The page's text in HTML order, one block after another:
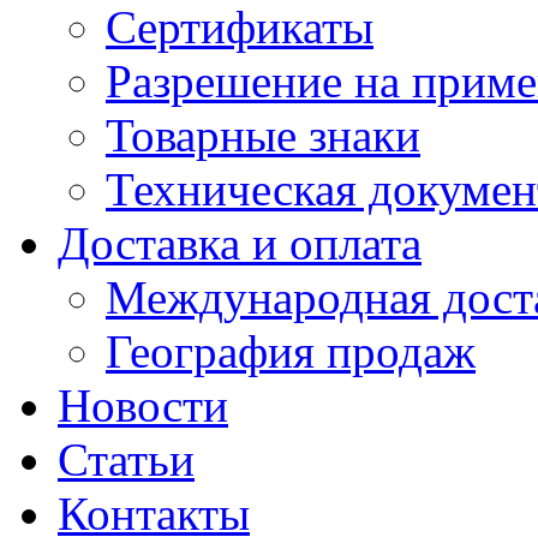
Сертификаты
Разрешение на
Товарные знаки
Техническая
Доставка и оплата
Международная
География продаж
Новости
Статьи
Контакты